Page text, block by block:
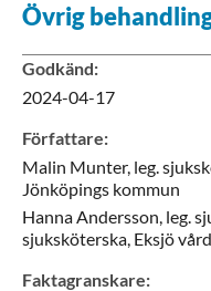
Övrig
Godkänd:
2024-04-17
Författare:
Malin Munter, leg.
Jönköpings kommun
HannaAndersson, leg.
sjuksköterska, Eksjö
Faktagranskare: